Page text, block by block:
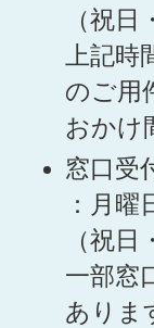
（祝
上記時
のご用
おかけ
窓口受
：月
（祝
一部窓
ありま